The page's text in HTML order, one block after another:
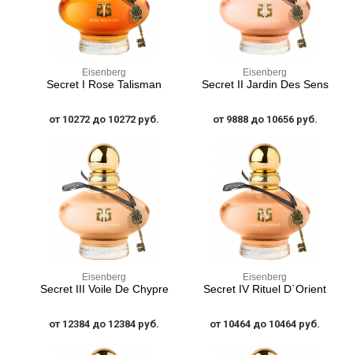
Eisenberg
Secret I Rose Talisman
от 10272 до 10272 руб.
Eisenberg
Secret II Jardin Des Sens
от 9888 до 10656 руб.
Eisenberg
Secret III Voile De Chypre
от 12384 до 12384 руб.
Eisenberg
Secret IV Rituel D`Orient
от 10464 до 10464 руб.